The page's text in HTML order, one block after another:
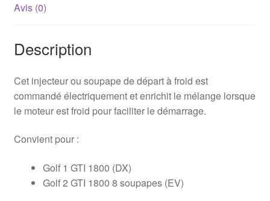
Avis (0)
Description
Cet injecteur ou soupape de départ à froid est
commandé électriquement et enrichit le mélange lorsque
le moteur est froid pour faciliter le démarrage.
Convient pour :
Golf 1 GTI 1800 (DX)
Golf 2 GTI 1800 8 soupapes (EV)